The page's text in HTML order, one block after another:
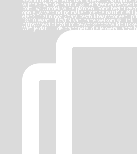
Wist je dat… …de brandnetel die je overal langs h